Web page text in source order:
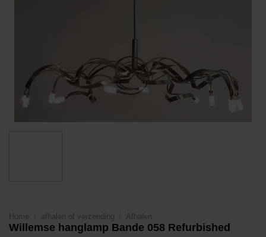
Home afhalen of verzending Afhalen
Willemse hanglamp Bande 058 Refurbished